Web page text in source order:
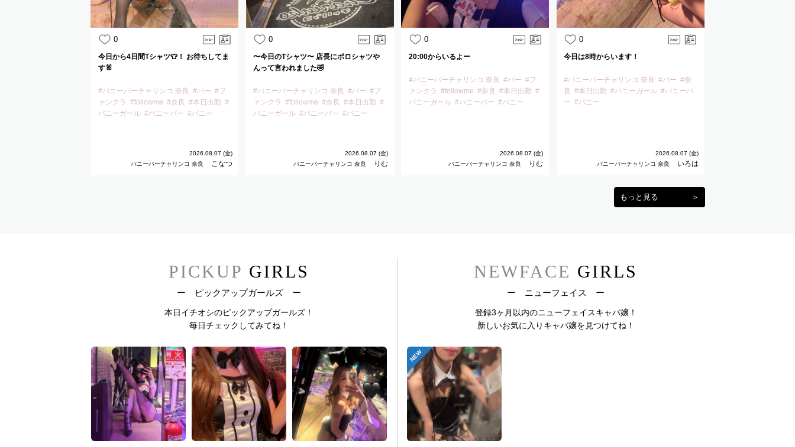
0
今日から4日間Tシャツ👕！ お待ちしてま
す🐰
#バニーバーチャリンコ 奈良 #バー #フ
ァンクラ #followme #奈良 #本日出勤 #
バニーガール #バニーバー #バニー
2026.08.07 (金)
バニーバーチャリンコ 奈良
こなつ
0
〜今日のTシャツ〜 店長にポロシャツや
んって言われました🤣
#バニーバーチャリンコ 奈良 #バー #フ
ァンクラ #followme #奈良 #本日出勤 #
バニーガール #バニーバー #バニー
2026.08.07 (金)
バニーバーチャリンコ 奈良
りむ
0
20:00からいるよー
#バニーバーチャリンコ 奈良 #バー #フ
ァンクラ #followme #奈良 #本日出勤 #
バニーガール #バニーバー #バニー
2026.08.07 (金)
バニーバーチャリンコ 奈良
りむ
0
今日は8時からいます！
#バニーバーチャリンコ 奈良 #バー #奈
良 #本日出勤 #バニーガール #バニーバ
ー #バニー
2026.08.07 (金)
バニーバーチャリンコ 奈良
いろは
もっと見る ＞
PICKUP GIRLS
ー ピックアップガールズ ー
本日イチオシのピックアップガールズ！
毎日チェックしてみてね！
NEWFACE GIRLS
ー ニューフェイス ー
登録3ヶ月以内のニューフェイスキャバ嬢！
新しいお気に入りキャバ嬢を見つけてね！
NEW